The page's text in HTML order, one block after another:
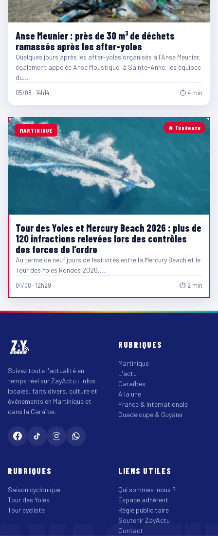
Anse Meunier : près de 30 m³ de déchets
ramassés après les after-yoles
Quelques jours après les after-yoles organisés à l'Anse Meunier,
également appelée Anse Moustique, à Sainte-Anne, les équipes
du…
05/08 · 14h14 ⏱ 4 min
🔥 Tendance
MARTINIQUE
Tour des Yoles et Mercury Beach 2026 : plus de
120 infractions relevées lors des contrôles
des forces de l’ordre
Au terme de neuf jours de festivités entre la Mercury Beach et le
Tour des Yoles Rondes 2026,…
04/08 · 12h29 ⏱ 2 min
Suivez toute l'actualité en
temps réel sur ZayActu : infos
locales, faits divers, culture et
événements en Martinique et
dans la Caraïbe.
RUBRIQUES
Martinique
L'actu
Caraïbes
À la une
France & Internationale
Guadeloupe & Guyane
RUBRIQUES
Saison cyclonique
Tour des Yoles
Tour cycliste
LIENS UTILES
Qui sommes-nous ?
Espace adhérent
Régie publicitaire
Soutenir ZayActu
Contact